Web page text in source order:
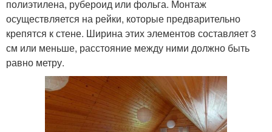
полиэтилена, рубероид или фольга. Монтаж
осуществляется на рейки, которые предварительно
крепятся к стене. Ширина этих элементов составляет 3
см или меньше, расстояние между ними должно быть
равно метру.